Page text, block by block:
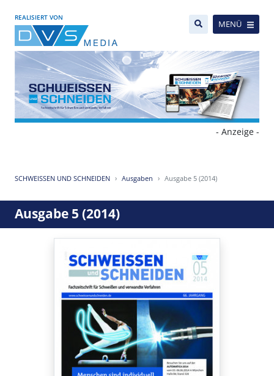
REALISIERT VON
MENÜ
- Anzeige -
SCHWEISSEN UND SCHNEIDEN Ausgaben Ausgabe 5 (2014)
Ausgabe 5 (2014)